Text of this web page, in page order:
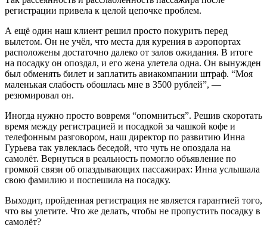
регистрации привела к целой цепочке проблем.
А ещё один наш клиент решил просто покурить перед
вылетом. Он не учёл, что места для курения в аэропортах
расположены достаточно далеко от залов ожидания. В итоге
на посадку он опоздал, и его жена улетела одна. Он вынужден
был обменять билет и заплатить авиакомпании штраф. “Моя
маленькая слабость обошлась мне в 3500 рублей”, —
резюмировал он.
Иногда нужно просто вовремя “опомниться”. Решив скоротать
время между регистрацией и посадкой за чашкой кофе и
телефонным разговором, наш директор по развитию Инна
Гурьева так увлеклась беседой, что чуть не опоздала на
самолёт. Вернуться в реальность помогло объявление по
громкой связи об опаздывающих пассажирах: Инна услышала
свою фамилию и поспешила на посадку.
Выходит, пройденная регистрация не является гарантией того,
что вы улетите. Что же делать, чтобы не пропустить посадку в
самолёт?